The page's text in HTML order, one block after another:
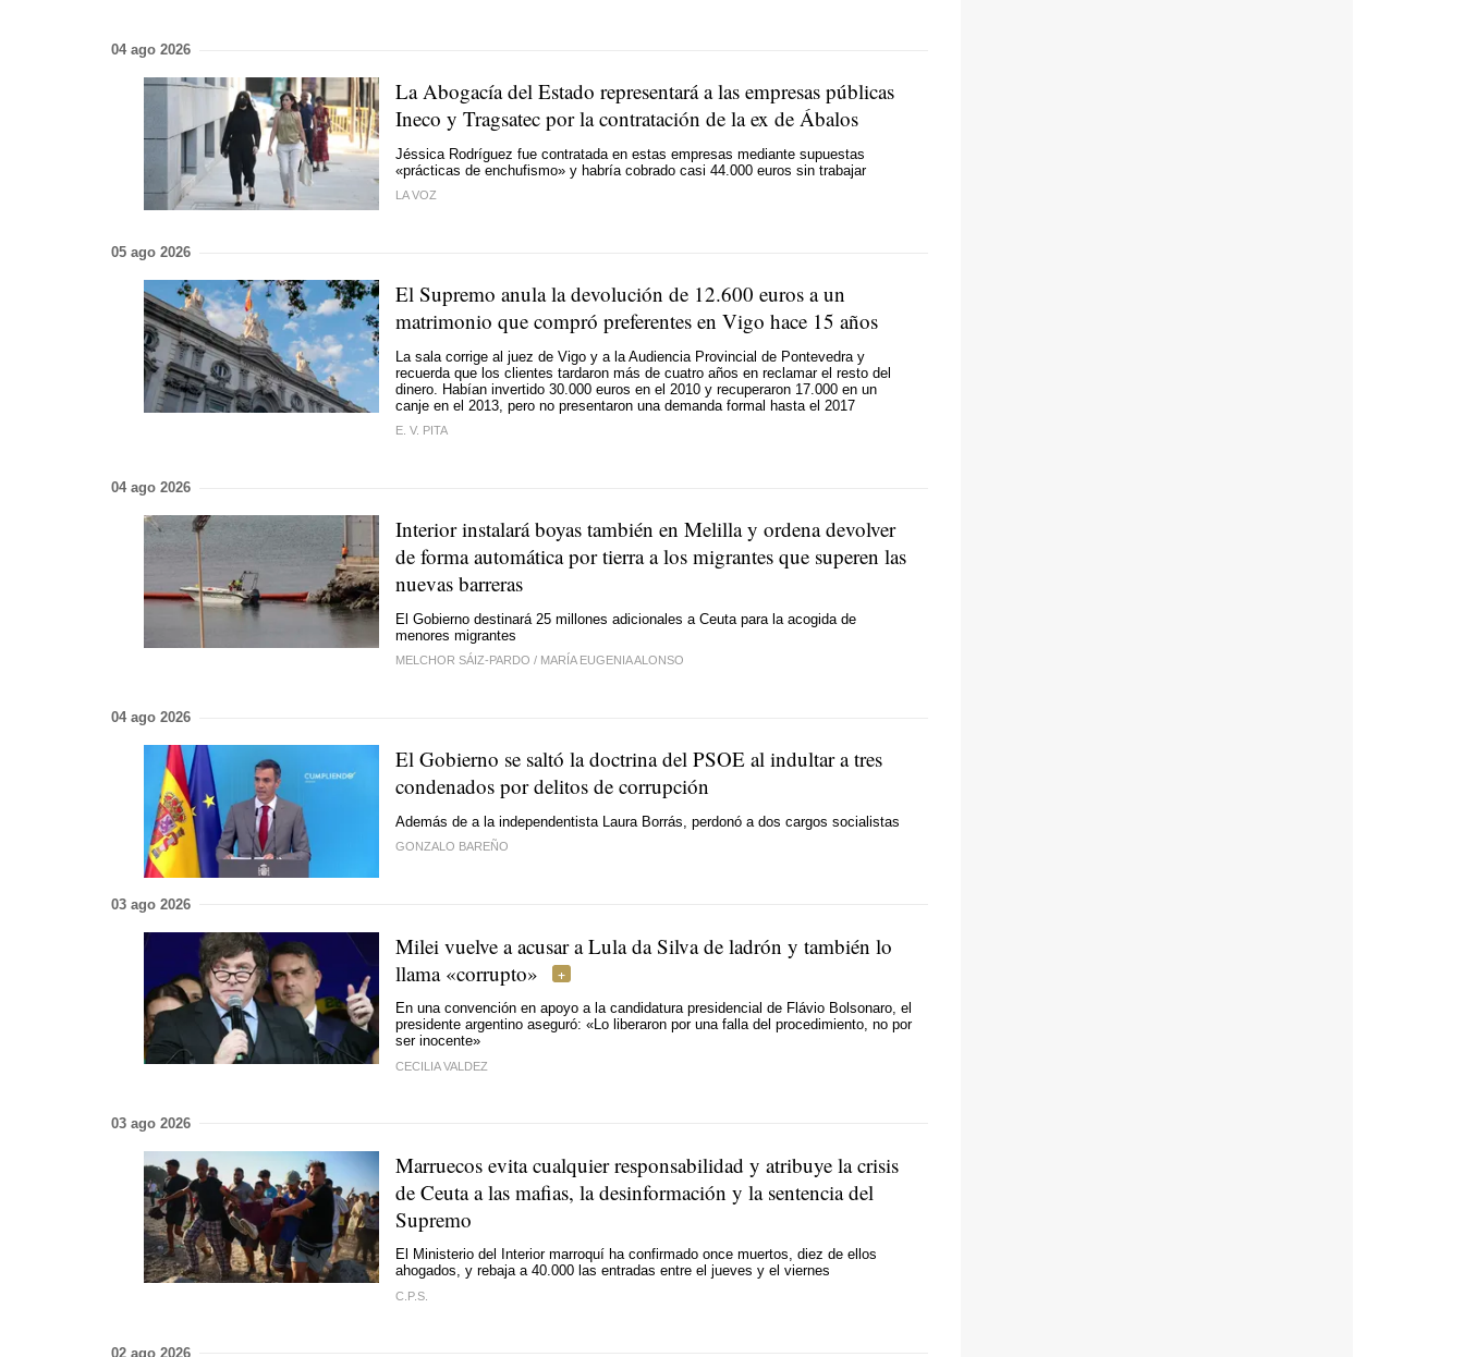
04 ago 2026
La Abogacía del Estado representará a las empresas públicas
Ineco y Tragsatec por la contratación de la ex de Ábalos
Jéssica Rodríguez fue contratada en estas empresas mediante supuestas
«prácticas de enchufismo» y habría cobrado casi 44.000 euros sin trabajar
LA VOZ
05 ago 2026
El Supremo anula la devolución de 12.600 euros a un
matrimonio que compró preferentes en Vigo hace 15 años
La sala corrige al juez de Vigo y a la Audiencia Provincial de Pontevedra y
recuerda que los clientes tardaron más de cuatro años en reclamar el resto del
dinero. Habían invertido 30.000 euros en el 2010 y recuperaron 17.000 en un
canje en el 2013, pero no presentaron una demanda formal hasta el 2017
E. V. PITA
04 ago 2026
Interior instalará boyas también en Melilla y ordena devolver
de forma automática por tierra a los migrantes que superen las
nuevas barreras
El Gobierno destinará 25 millones adicionales a Ceuta para la acogida de
menores migrantes
MELCHOR SÁIZ-PARDO / MARÍA EUGENIA ALONSO
04 ago 2026
El Gobierno se saltó la doctrina del PSOE al indultar a tres
condenados por delitos de corrupción
Además de a la independentista Laura Borrás, perdonó a dos cargos socialistas
GONZALO BAREÑO
03 ago 2026
Milei vuelve a acusar a Lula da Silva de ladrón y también lo
llama «corrupto»
En una convención en apoyo a la candidatura presidencial de Flávio Bolsonaro, el
presidente argentino aseguró: «Lo liberaron por una falla del procedimiento, no por
ser inocente»
CECILIA VALDEZ
03 ago 2026
Marruecos evita cualquier responsabilidad y atribuye la crisis
de Ceuta a las mafias, la desinformación y la sentencia del
Supremo
El Ministerio del Interior marroquí ha confirmado once muertos, diez de ellos
ahogados, y rebaja a 40.000 las entradas entre el jueves y el viernes
C.P.S.
02 ago 2026